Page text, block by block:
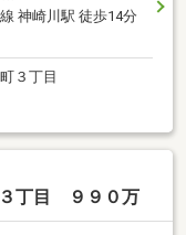
神崎川駅 徒歩14分
３丁目
丁目 ９９０万